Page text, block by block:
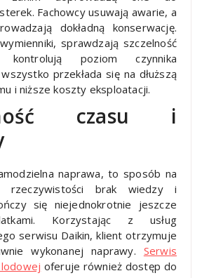
Fachowcy usuwają awarie, a
dokładną konserwację.
sprawdzają szczelność
kontrolują poziom czynnika
przekłada się na dłuższą
i niższe koszty eksploatacji.
czasu i
naprawa, to sposób na
rzeczywistości brak wiedzy i
się niejednokrotnie jeszcze
Korzystając z usług
serwisu Daikin, klient otrzymuje
wykonanej naprawy. Serwis
oferuje również dostęp do